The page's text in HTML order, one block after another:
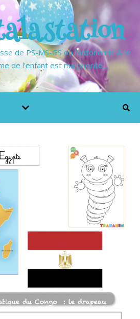
de PS-MS-GS où l'autonomie & le
de l'enfant est ma priorité…